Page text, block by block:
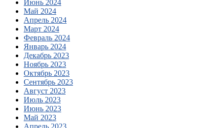
Июнь 2024
Май 2024
Апрель 2024
Март 2024
Февраль 2024
Январь 2024
Декабрь 2023
Ноябрь 2023
Октябрь 2023
Сентябрь 2023
Август 2023
Июль 2023
Июнь 2023
Май 2023